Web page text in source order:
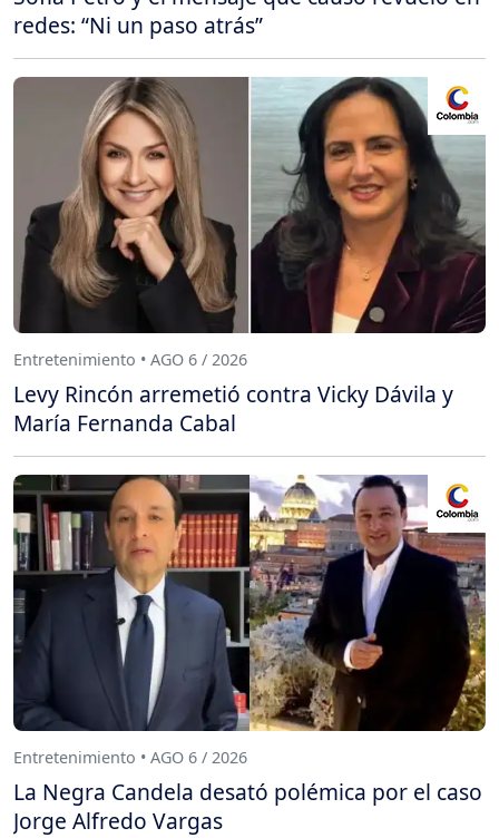
redes: “Ni un paso atrás”
Entretenimiento • AGO 6 / 2026
Levy Rincón arremetió contra Vicky Dávila y
María Fernanda Cabal
Entretenimiento • AGO 6 / 2026
La Negra Candela desató polémica por el caso
Jorge Alfredo Vargas